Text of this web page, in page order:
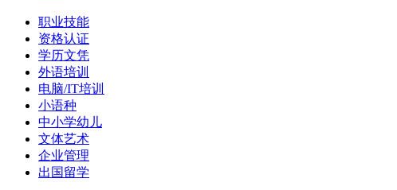
职业技能
资格认证
学历文凭
外语培训
电脑/IT培训
小语种
中小学幼儿
文体艺术
企业管理
出国留学